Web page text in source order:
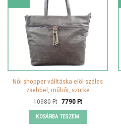
Női shopper válltáska elöl széles
zsebbel, műbőr, szürke
10980Ft Original
was:
10980 Ft.
7790FtCurrent
KOSÁRBA TESZEM